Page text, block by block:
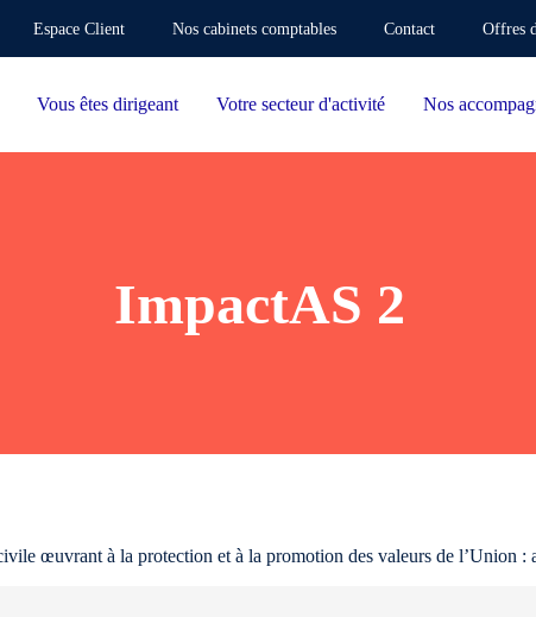
Espace Client Nos cabinets comptables Contact Offres
Vous êtes dirigeant Votre secteur d'activité Nos
ImpactAS 2
œuvrant à la protection et à la promotion des valeurs de l’Union